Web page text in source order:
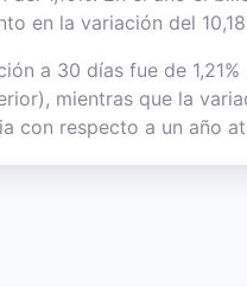
en la variación del
a 30 días fue de
mientras que la
con respecto a un año